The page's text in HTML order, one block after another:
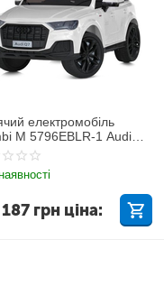
електромобіль
M 5796EBLR-1 Audi
грн ціна: